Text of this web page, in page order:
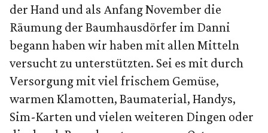
der Hand und als Anfang November die
Räumung der Baumhausdörfer im Danni
begann haben wir haben mit allen Mitteln
versucht zu unterstützten. Sei es mit durch
Versorgung mit viel frischem Gemüse,
warmen Klamotten, Baumaterial, Handys,
Sim-Karten und vielen weiteren Dingen oder